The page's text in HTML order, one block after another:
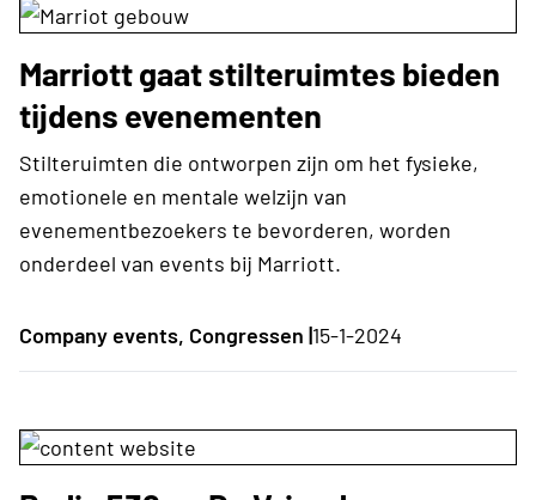
Marriott gaat stilteruimtes bieden
tijdens evenementen
Stilteruimten die ontworpen zijn om het fysieke,
emotionele en mentale welzijn van
evenementbezoekers te bevorderen, worden
onderdeel van events bij Marriott.
Company events, Congressen |15-1-2024